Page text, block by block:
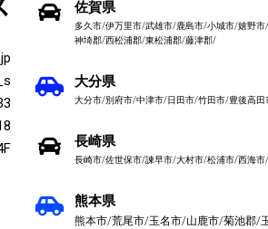
佐賀県
多久市/伊万里市/武雄市/鹿島市/小城市/嬉野
神埼郡/西松浦郡/東松浦郡/藤津郡/
大分県
大分市/別府市/中津市/日田市/竹田市/豊後高
長崎県
長崎市/佐世保市/諫早市/大村市/松浦市/西海
熊本県
熊本市/荒尾市/玉名市/山鹿市/菊池郡/